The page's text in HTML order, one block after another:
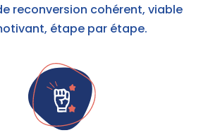
reconversion cohérent, viable
étape par étape.